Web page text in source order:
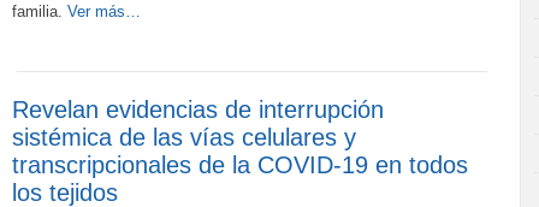
familia. Ver más…
Revelan evidencias de interrupción
sistémica de las vías celulares y
transcripcionales de la COVID-19 en todos
los tejidos